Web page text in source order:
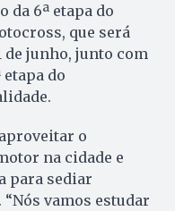
da 6ª etapa do
que será
de junho, junto com
etapa do
o
na cidade e
para sediar
vamos estudar